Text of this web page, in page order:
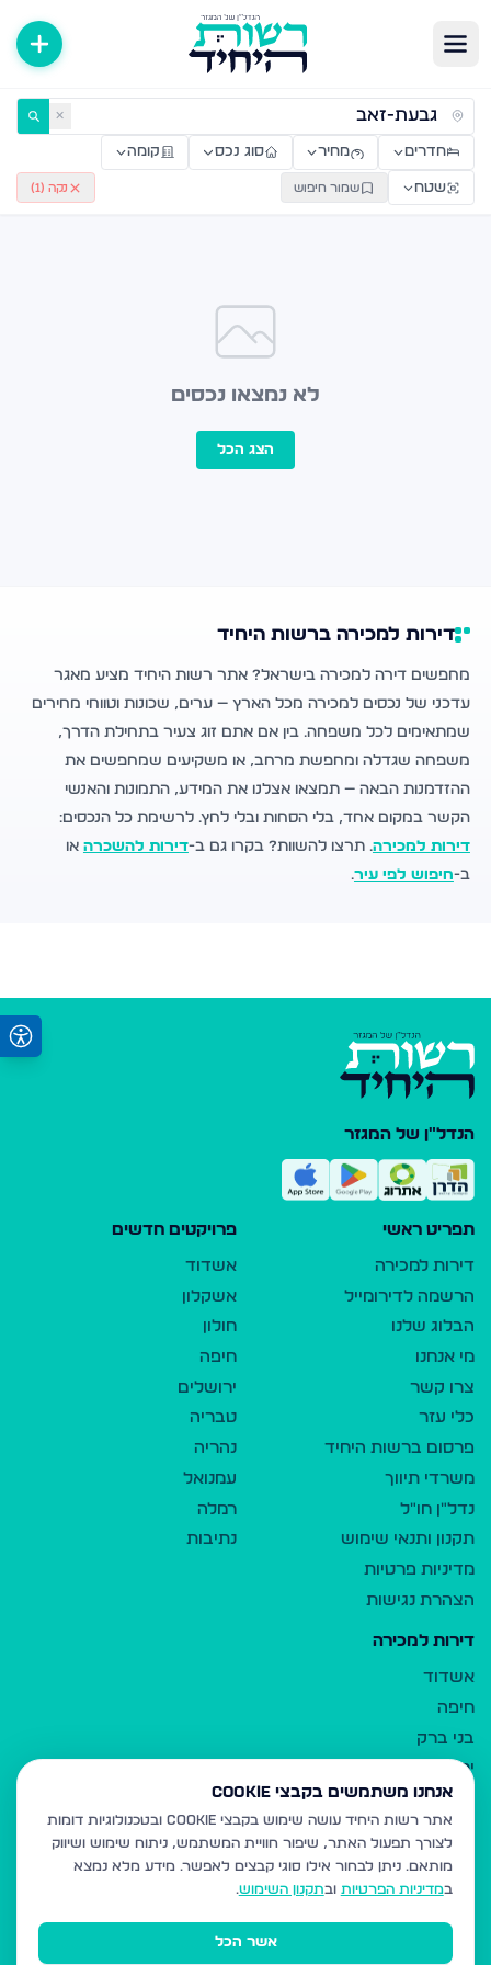
דירות למכירה ולהשכרה — רשות היחיד ✕
חדרים מחיר סוג נכס קומה
שטח שמור חיפוש נקה ( 1
)
לא נמצאו נכסים
הצג הכל
דירות למכירה ברשות היחיד
מחפשים דירה למכירה בישראל? אתר רשות היחיד מציע מאגר
עדכני של נכסים למכירה מכל הארץ — ערים, שכונות וטווחי מחירים
שמתאימים לכל משפחה. בין אם אתם זוג צעיר בתחילת הדרך,
משפחה שגדלה ומחפשת מרחב, או משקיעים שמחפשים את
ההזדמנות הבאה — תמצאו אצלנו את המידע, התמונות והאנשי
הקשר במקום אחד, בלי הסחות ובלי לחץ. לרשימת כל הנכסים:
דירות למכירה. תרצו להשוות? בקרו גם ב-דירות להשכרה או
ב-חיפוש לפי עיר.
הנדל"ן של המגזר
תפריט ראשי
דירות למכירה
הרשמה לדירומייל
הבלוג שלנו
מי אנחנו
צרו קשר
כלי עזר
פרסום ברשות היחיד
משרדי תיווך
נדל"ן חו"ל
תקנון ותנאי שימוש
מדיניות פרטיות
הצהרת נגישות
פרויקטים חדשים
אשדוד
אשקלון
חולון
חיפה
ירושלים
טבריה
נהריה
עמנואל
רמלה
נתיבות
דירות למכירה
אשדוד
חיפה
בני ברק
ירושלים
אלעד
גבעת זאב
בית שמש
רכסים
מודיעין עילית
אנחנו משתמשים בקבצי Cookie
אתר רשות היחיד עושה שימוש בקבצי Cookie ובטכנולוגיות דומות
לצורך תפעול האתר, שיפור חוויית המשתמש, ניתוח שימוש ושיווק
מותאם. ניתן לבחור אילו סוגי קבצים לאפשר. מידע מלא נמצא
במדיניות הפרטיות ובתקנון השימוש.
אשר הכל